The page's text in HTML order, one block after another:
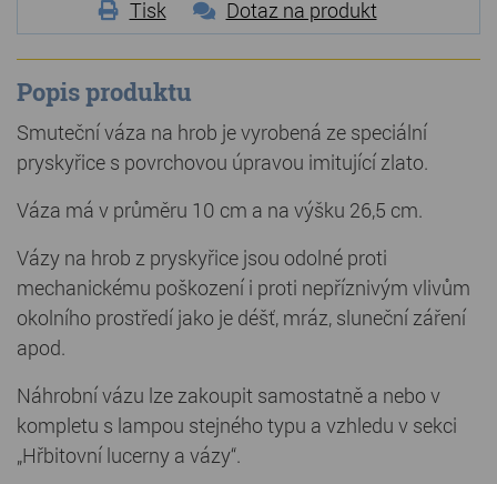
Tisk Dotaz na produkt
Popis produktu
Smuteční váza na hrob je vyrobená ze speciální
pryskyřice s povrchovou úpravou imitující zlato.
Váza má v průměru 10 cm a na výšku 26,5 cm.
Vázy na hrob z pryskyřice jsou odolné proti
mechanickému poškození i proti nepříznivým vlivům
okolního prostředí jako je déšť, mráz, sluneční záření
apod.
Náhrobní vázu lze zakoupit samostatně a nebo v
kompletu s lampou stejného typu a vzhledu v sekci
„Hřbitovní lucerny a vázy“.